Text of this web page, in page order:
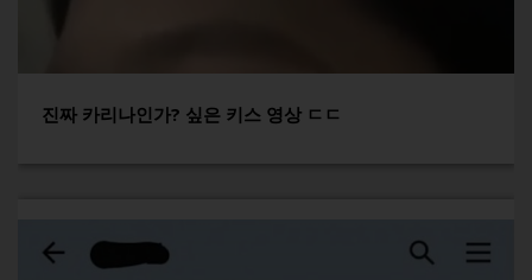
진짜 카리나인가? 싶은 키스 영상 ㄷㄷ